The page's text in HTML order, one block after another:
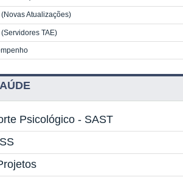
Atualizações)
TAE)
Psicológico - SAST